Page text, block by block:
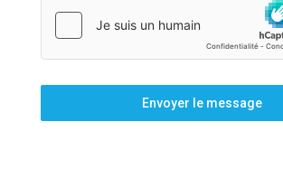
Envoyer le message